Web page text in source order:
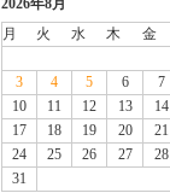
2026年8月
月
火 水 木 金
3
4 5 6 7
10
11 12 13 14
17
18 19 20 21
24
25 26 27 28
31